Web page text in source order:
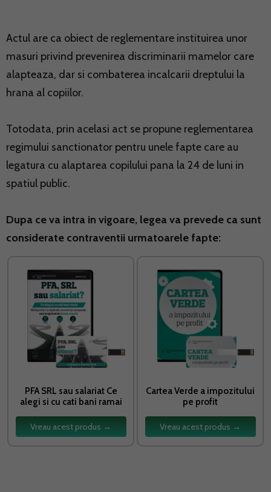
Actul are ca obiect de reglementare instituirea unor
masuri privind prevenirea discriminarii mamelor care
alapteaza, dar si combaterea incalcarii dreptului la
hrana al copiilor.
Totodata, prin acelasi act se propune reglementarea
regimului sanctionator pentru unele fapte care au
legatura cu alaptarea copilului pana la 24 de luni in
spatiul public.
Dupa ce va intra in vigoare, legea va prevede ca sunt
considerate contraventii urmatoarele fapte:
PFA SRL sau salariat Ce
alegi si cu cati bani ramai
Vreau acest produs →
Cartea Verde a impozitului
pe profit
Vreau acest produs →